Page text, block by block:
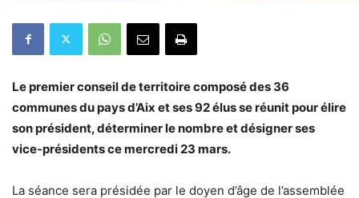
Le premier conseil de territoire composé des 36
communes du pays d’Aix et ses 92 élus se réunit pour élire
son président, déterminer le nombre et désigner ses
vice-présidents ce mercredi 23 mars.
La séance sera présidée par le doyen d’âge de l’assemblée